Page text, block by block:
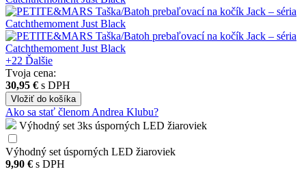
+22 Ďalšie
Tvoja cena:
30,95 € s DPH
Vložiť do košíka
Ako sa stať členom Andrea Klubu?
Výhodný set 3ks úsporných LED žiaroviek
Výhodný set úsporných LED žiaroviek
9,90 € s DPH